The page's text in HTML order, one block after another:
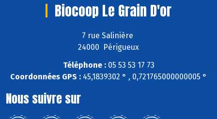
Biocoop Le Grain D'or
7 rue Salinière
24000 Périgueux
Téléphone :05 53 53 17 73
Coordonnées GPS : 45,1839302 ° , 0,721765000000005 °
Nous suivre sur